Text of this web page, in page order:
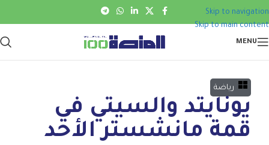
Skip to navigation
Skip to main content
MENU
رياضة
يونايتد والسيتي في
قمة مانشستر الأحد